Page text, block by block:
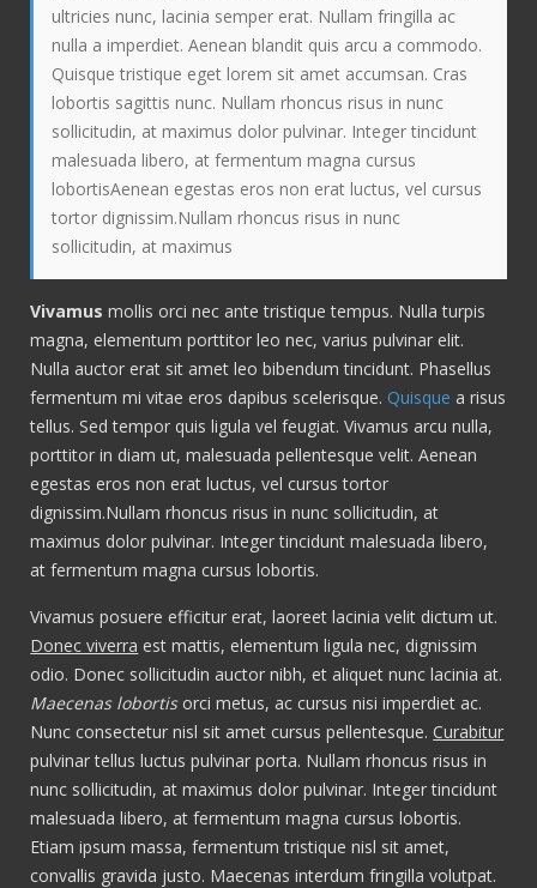
ultricies nunc, lacinia semper erat. Nullam fringilla ac
nulla a imperdiet. Aenean blandit quis arcu a commodo.
Quisque tristique eget lorem sit amet accumsan. Cras
lobortis sagittis nunc. Nullam rhoncus risus in nunc
sollicitudin, at maximus dolor pulvinar. Integer tincidunt
malesuada libero, at fermentum magna cursus
lobortisAenean egestas eros non erat luctus, vel cursus
tortor dignissim.Nullam rhoncus risus in nunc
sollicitudin, at maximus
Vivamus mollis orci nec ante tristique tempus. Nulla turpis
magna, elementum porttitor leo nec, varius pulvinar elit.
Nulla auctor erat sit amet leo bibendum tincidunt. Phasellus
fermentum mi vitae eros dapibus scelerisque. Quisque a risus
tellus. Sed tempor quis ligula vel feugiat. Vivamus arcu nulla,
porttitor in diam ut, malesuada pellentesque velit. Aenean
egestas eros non erat luctus, vel cursus tortor
dignissim.Nullam rhoncus risus in nunc sollicitudin, at
maximus dolor pulvinar. Integer tincidunt malesuada libero,
at fermentum magna cursus lobortis.
Vivamus posuere efficitur erat, laoreet lacinia velit dictum ut.
Donec viverra est mattis, elementum ligula nec, dignissim
odio. Donec sollicitudin auctor nibh, et aliquet nunc lacinia at.
Maecenas lobortisorci metus, ac cursus nisi imperdiet ac.
Nunc consectetur nisl sit amet cursus pellentesque. Curabitur
pulvinar tellus luctus pulvinar porta. Nullam rhoncus risus in
nunc sollicitudin, at maximus dolor pulvinar. Integer tincidunt
malesuada libero, at fermentum magna cursus lobortis.
Etiam ipsum massa, fermentum tristique nisl sit amet,
convallis gravida justo. Maecenas interdum fringilla volutpat.